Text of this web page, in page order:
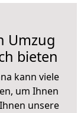
Umzug
bieten
kann viele
um Ihnen
unsere